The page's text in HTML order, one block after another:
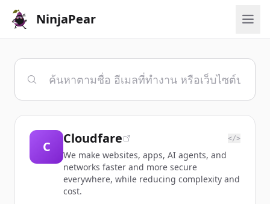
NinjaPear
C
Cloudfare </>
We make websites, apps, AI agents, and
networks faster and more secure
everywhere, while reducing complexity and
cost.